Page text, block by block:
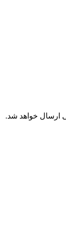
ارسال خواهد شد.